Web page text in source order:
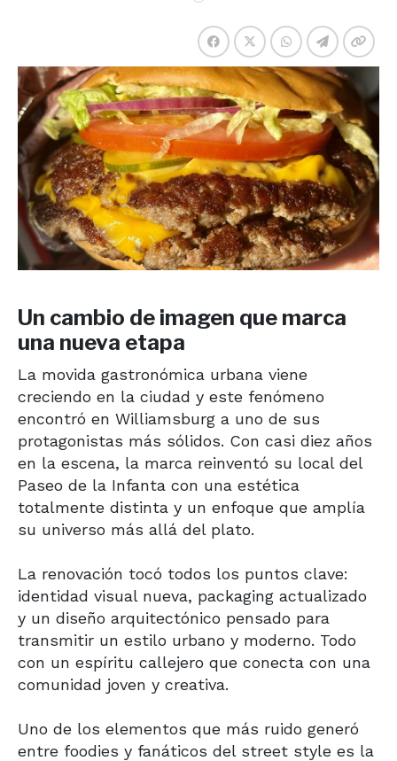
Un cambio de imagen que marca
una nueva etapa
La movida gastronómica urbana viene
creciendo en la ciudad y este fenómeno
encontró en Williamsburg a uno de sus
protagonistas más sólidos. Con casi diez años
en la escena, la marca reinventó su local del
Paseo de la Infanta con una estética
totalmente distinta y un enfoque que amplía
su universo más allá del plato.
La renovación tocó todos los puntos clave:
identidad visual nueva, packaging actualizado
y un diseño arquitectónico pensado para
transmitir un estilo urbano y moderno. Todo
con un espíritu callejero que conecta con una
comunidad joven y creativa.
Uno de los elementos que más ruido generó
entre foodies y fanáticos del street style es la